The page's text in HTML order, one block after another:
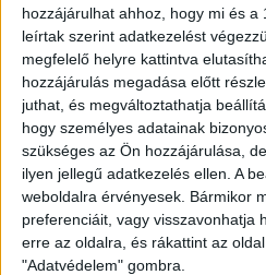
hozzájárulhat ahhoz, hogy mi és a
leírtak szerint adatkezelést
megfelelő helyre kattintva
hozzájárulás megadása előtt
juthat, és megváltoztathatja
hogy személyes adatainak
szükséges az Ön hozzájárulása,
ilyen jellegű adatkezelés ellen. A
weboldalra érvényesek. Bármikor
preferenciáit, vagy visszavonhatja
erre az oldalra, és rákattint az
"Adatvédelem" gombra.
Tasks:
Deliver the orders
Requirements:
Full-time student legal
Own vehicle
Costumer-friendly
Basic Hungarian
Avarage available hourly